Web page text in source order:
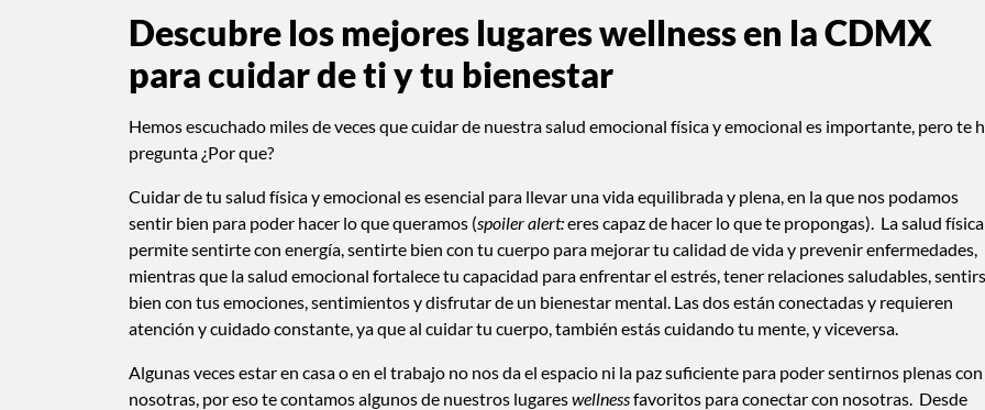
Descubre los mejores lugares wellness en la CDMX
para cuidar de ti y tu bienestar
Hemos escuchado miles de veces que cuidar de nuestra salud emocional física y emocional es importante, pero te
pregunta ¿Por que?
Cuidar de tu salud física y emocional es esencial para llevar una vida equilibrada y plena, en la que nos podamos
sentir bien para poder hacer lo que queramos (spoiler alert:eres capaz de hacer lo que te propongas). La salud
permite sentirte con energía, sentirte bien con tu cuerpo para mejorar tu calidad de vida y prevenir enfermedades,
mientras que la salud emocional fortalece tu capacidad para enfrentar el estrés, tener relaciones saludables,
bien con tus emociones, sentimientos y disfrutar de un bienestar mental. Las dos están conectadas y requieren
atención y cuidado constante, ya que al cuidar tu cuerpo, también estás cuidando tu mente, y viceversa.
Algunas veces estar en casa o en el trabajo no nos da el espacio ni la paz suficiente para poder sentirnos plenas con
nosotras, por eso te contamos algunos de nuestros lugareswellnessfavoritos para conectar con nosotras. Desde